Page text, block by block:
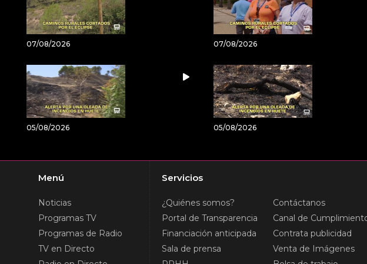
07/08/2026 07/08/2026
05/08/2026 05/08/2026
Menú
Noticias
Programas TV
Programas de Radio
TV en Directo
Servicios
¿Quiénes somos?
Portal de Transparencia
Financiación anticipada
Sala de prensa
Contáctanos
Canal de
Contrata publicidad
Venta de Imágenes